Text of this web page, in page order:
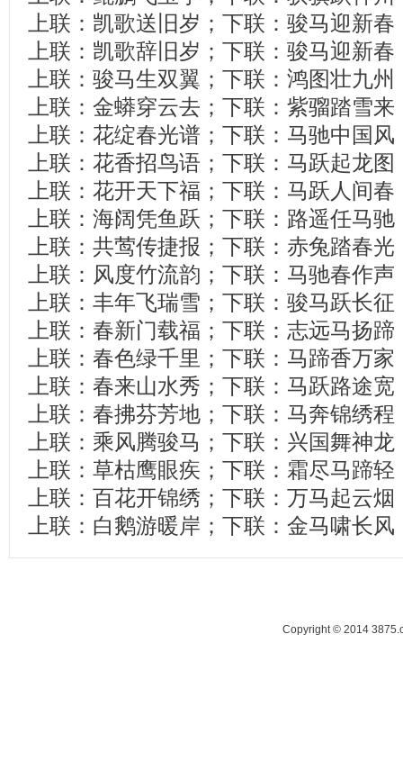
上联：凯歌送旧岁；下联：骏马迎新春
上联：凯歌辞旧岁；下联：骏马迎新春
上联：骏马生双翼；下联：鸿图壮九州
上联：金蟒穿云去；下联：紫骝踏雪来
上联：花绽春光谱；下联：马驰中国风
上联：花香招鸟语；下联：马跃起龙图
上联：花开天下福；下联：马跃人间春
上联：海阔凭鱼跃；下联：路遥任马驰
上联：共莺传捷报；下联：赤兔踏春光
上联：风度竹流韵；下联：马驰春作声
上联：丰年飞瑞雪；下联：骏马跃长征
上联：春新门载福；下联：志远马扬蹄
上联：春色绿千里；下联：马蹄香万家
上联：春来山水秀；下联：马跃路途宽
上联：春拂芬芳地；下联：马奔锦绣程
上联：乘风腾骏马；下联：兴国舞神龙
上联：草枯鹰眼疾；下联：霜尽马蹄轻
上联：百花开锦绣；下联：万马起云烟
上联：白鹅游暖岸；下联：金马啸长风
Copyright © 2014